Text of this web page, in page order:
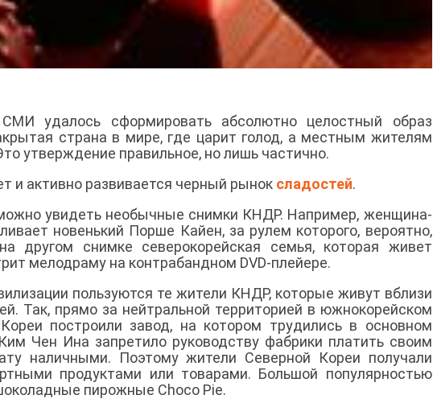
удалось сформировать абсолютно целостный образ
страна в мире, где царит голод, а местным жителям
утверждение правильное, но лишь частично.
активно развивается черный рынок сладостей.
увидеть необычные снимки КНДР. Например, женщина-
новенький Порше Кайен, за рулем которого, вероятно,
другом снимке северокорейская семья, которая живет
мелодраму на контрабандном DVD-плейере.
пользуются те жители КНДР, которые живут вблизи
Так, прямо за нейтральной территорией в южнокорейском
построили завод, на котором трудились в основном
Чен Ина запретило руководству фабрики платить своим
наличными. Поэтому жители Северной Кореи получали
продуктами или товарами. Большой популярностью
пирожные Choco Pie.